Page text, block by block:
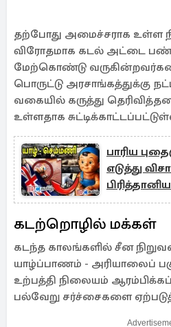
தற்போது அமைச்சராக உள்ள
விரோதமாக கடல் அட்டை
மேற்கொண்டு
பொருட்டு அரசாங்கத்துக்கு
வகையில் கருத்து
உள்ளதாக
பாரிய
எடுத்து
கடற்றொழில் மக்கள்
கடந்த காலங்களில் சீன
யாழ்ப்பாணம் - அரியாலைப்
உற்பத்தி நிலையம்
பல்வேறு சர்ச்சைகளை